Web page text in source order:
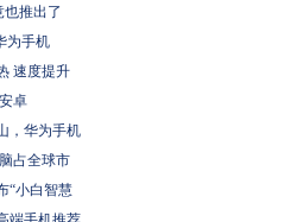
也推出了
为手机
速度提升
卓
，华为手机
占全球市
“小白智慧